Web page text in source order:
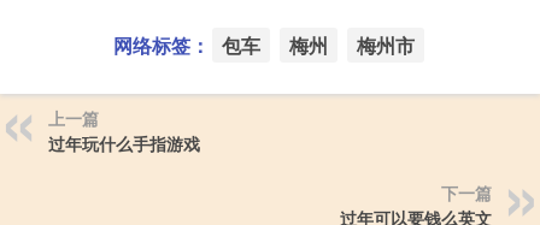
网络标签： 包车 梅州 梅州市
上一篇
过年玩什么手指游戏
下一篇
过年可以要钱么英文